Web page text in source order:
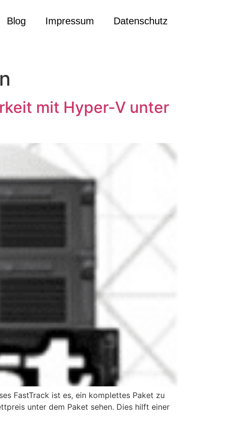
Blog Impressum Datenschutz
mit Hyper-V unter
FastTrack ist es, ein komplettes Paket zu
unter dem Paket sehen. Dies hilft einer